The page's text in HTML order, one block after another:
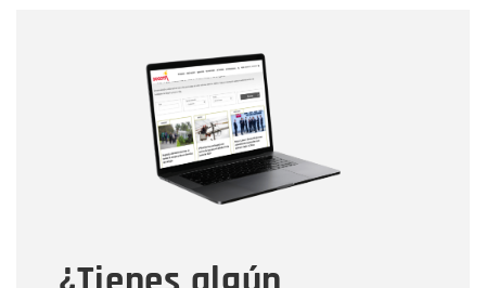
Correo electrónico
Tipo de comentario
Mensaje